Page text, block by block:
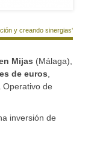
y creando sinergias'
Mijas (Málaga),
de euros,
de
inversión de